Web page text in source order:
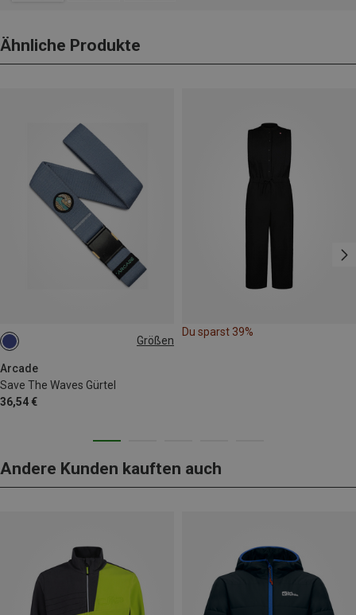
Ähnliche Produkte
Größen
Arcade
Save The Waves Gürtel
36,54 €
ONE SIZE
Du sparst 39%
Andere Kunden kauften auch